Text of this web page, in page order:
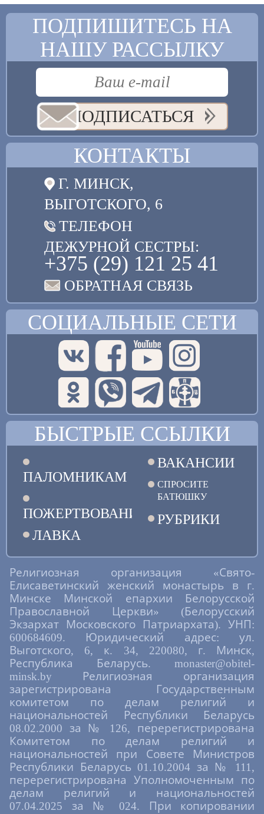
ПОДПИШИТЕСЬ НА
НАШУ РАССЫЛКУ
ПОДПИСАТЬСЯ
КОНТАКТЫ
Г. МИНСК,
ВЫГОТСКОГО, 6
ТЕЛЕФОН
ДЕЖУРНОЙ СЕСТРЫ:
+375 (29) 121 25 41
ОБРАТНАЯ СВЯЗЬ
СОЦИАЛЬНЫЕ СЕТИ
БЫСТРЫЕ ССЫЛКИ
ПАЛОМНИКАМ
ПОЖЕРТВОВАНИЯ
ЛАВКА
ВАКАНСИИ
СПРОСИТЕ
БАТЮШКУ
РУБРИКИ
Религиозная организация «Свято-
Елисаветинский женский монастырь в г.
Минске Минской епархии Белорусской
Православной Церкви» (Белорусский
Экзархат Московского Патриархата). УНП:
600684609. Юридический адрес: ул.
Выготского, 6, к. 34, 220080, г. Минск,
Республика Беларусь. monaster@obitel-
minsk.by Религиозная организация
зарегистрирована Государственным
комитетом по делам религий и
национальностей Республики Беларусь
08.02.2000 за № 126, перерегистрирована
Комитетом по делам религий и
национальностей при Совете Министров
Республики Беларусь 01.10.2004 за № 111,
перерегистрирована Уполномоченным по
делам религий и национальностей
07.04.2025 за № 024. При копировании